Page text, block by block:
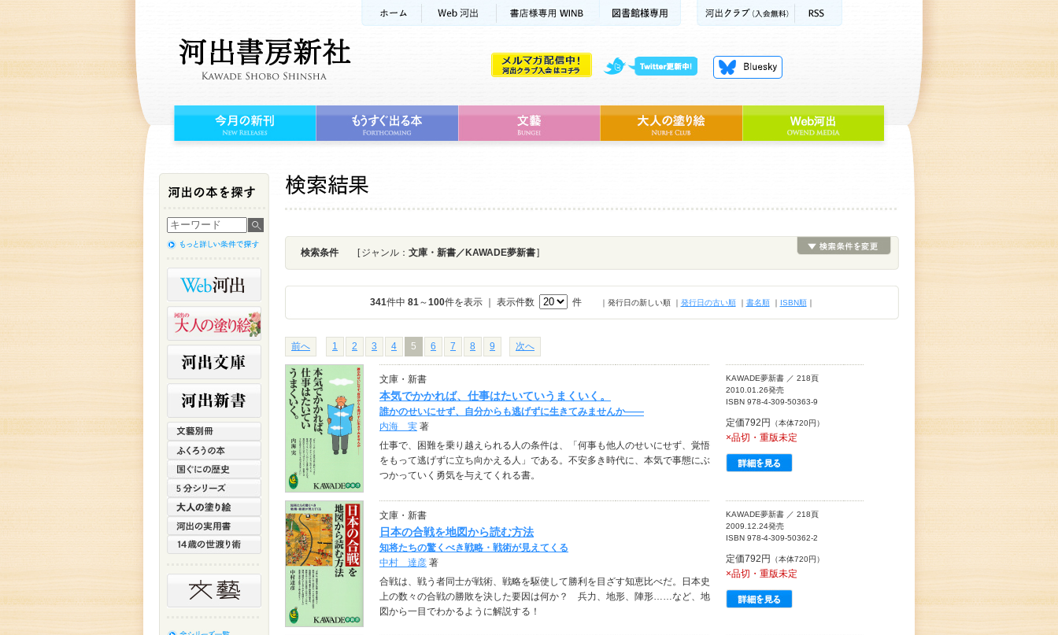
検索条件 [ ジャンル： 文庫・新書／KAWADE夢新書]
341件中 81～100件を表示 ｜ 表示件数 件 ｜発行日の新しい順 ｜ 発行日の古い順 ｜ 書名順 ｜ ISBN順｜
前へ 1 2 3 4 5 6 7 8 9 次へ
文庫・新書
本気でかかれば、仕事はたいていうまくいく。
誰かのせいにせず、自分からも逃げずに生きてみませんか――
内海 実 著
仕事で、困難を乗り越えられる人の条件は、「何事も他人のせいにせず、覚悟
をもって逃げずに立ち向かえる人」である。不安多き時代に、本気で事態にぶ
つかっていく勇気を与えてくれる書。
KAWADE夢新書 ／ 218頁
2010.01.26発売
ISBN 978-4-309-50363-9
定価792円 （本体720円）
×品切・重版未定
文庫・新書
日本の合戦を地図から読む方法
知将たちの驚くべき戦略・戦術が見えてくる
中村 達彦 著
合戦は、戦う者同士が戦術、戦略を駆使して勝利を目ざす知恵比べだ。日本史
上の数々の合戦の勝敗を決した要因は何か？ 兵力、地形、陣形……など、地
図から一目でわかるように解説する！
KAWADE夢新書 ／ 218頁
2009.12.24発売
ISBN 978-4-309-50362-2
定価792円 （本体720円）
×品切・重版未定